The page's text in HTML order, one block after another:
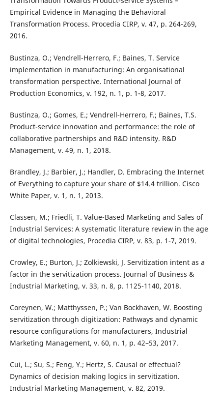
Empirical Evidence in Managing the Behavioral
Transformation Process. Procedia CIRP, v. 47, p. 264-269,
2016.
Bustinza, O.; Vendrell-Herrero, F.; Baines, T. Service
implementation in manufacturing: An organisational
transformation perspective. International Journal of
Production Economics, v. 192, n. 1, p. 1-8, 2017.
Bustinza, O.; Gomes, E.; Vendrell-Herrero, F.; Baines, T.S.
Product-service innovation and performance: the role of
collaborative partnerships and R&D intensity. R&D
Management, v. 49, n. 1, 2018.
Brandley, J.; Barbier, J.; Handler, D. Embracing the Internet
of Everything to capture your share of $14.4 trillion. Cisco
White Paper, v. 1, n. 1, 2013.
Classen, M.; Friedli, T. Value-Based Marketing and Sales of
Industrial Services: A systematic literature review in the age
of digital technologies, Procedia CIRP, v. 83, p. 1-7, 2019.
Crowley, E.; Burton, J.; Zolkiewski, J. Servitization intent as a
factor in the servitization process. Journal of Business &
Industrial Marketing, v. 33, n. 8, p. 1125-1140, 2018.
Coreynen, W.; Matthyssen, P.; Van Bockhaven, W. Boosting
servitization through digitization: Pathways and dynamic
resource configurations for manufacturers, Industrial
Marketing Management, v. 60, n. 1, p. 42–53, 2017.
Cui, L.; Su, S.; Feng, Y.; Hertz, S. Causal or effectual?
Dynamics of decision making logics in servitization.
Industrial Marketing Management, v. 82, 2019.